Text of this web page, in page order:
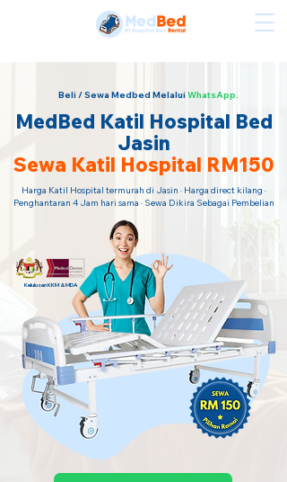
Beli / Sewa Medbed MelaluiWhatsApp.
MedBed Katil Hospital Bed
Jasin
Sewa Katil Hospital RM150
Harga Katil Hospital termurah di Jasin · Harga direct kilang ·
Penghantaran 4 Jam hari sama · Sewa Dikira Sebagai Pembelian
Kelulusan KKM & MDA